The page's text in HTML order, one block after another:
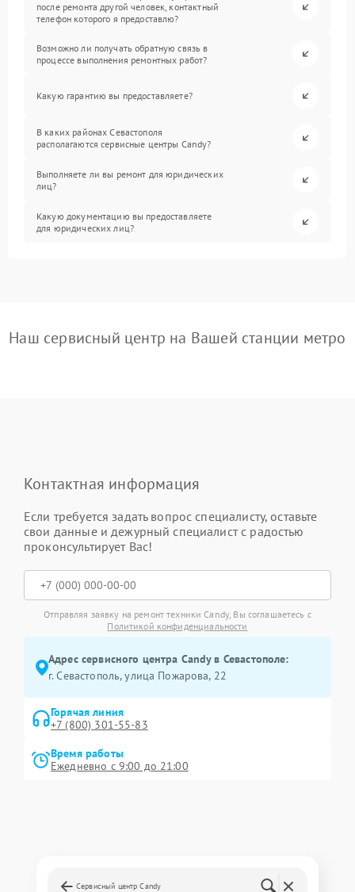
после ремонта другой человек, контактный
телефон которого я предоставлю?
Возможно ли получать обратную связь в
процессе выполнения ремонтных работ?
Какую гарантию вы предоставляете?
В каких районах Севастополя
располагаются сервисные центры Candy?
Выполняете ли вы ремонт для юридических
лиц?
Какую документацию вы предоставляете
для юридических лиц?
Наш сервисный центр на Вашей станции метро
Контактная информация
Если требуется задать вопрос специалисту, оставьте
свои данные и дежурный специалист с радостью
проконсультирует Вас!
Отправляя заявку на ремонт техники Candy, Вы соглашаетесь с
Политикой конфиденциальности
Адрес сервисного центра Candy в Севастополе:
г. Севастополь, улица Пожарова, 22
Горячая линия
+7 (800) 301-55-83
Время работы
Ежедневно с 9:00 до 21:00
Сервисный центр Candy